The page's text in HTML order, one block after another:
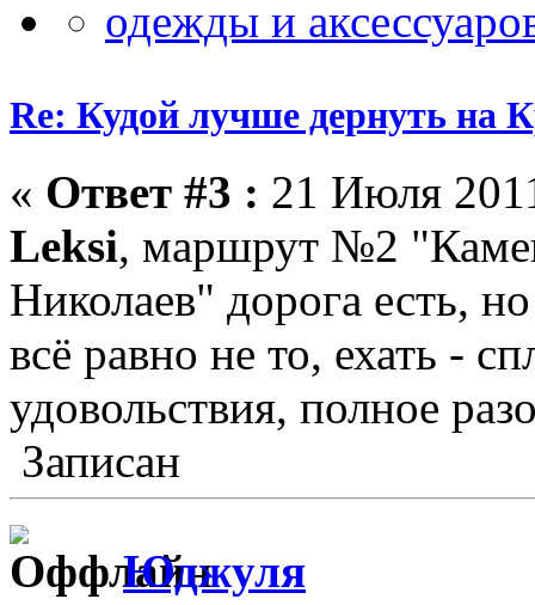
Re: Кудой лучше дернуть на
« Ответ #3 : 21 Июля
Leksi, маршрут №2
Николаев" дорога есть,
всё равно не то, ехать -
удовольствия, полное
Записан
Юджуля